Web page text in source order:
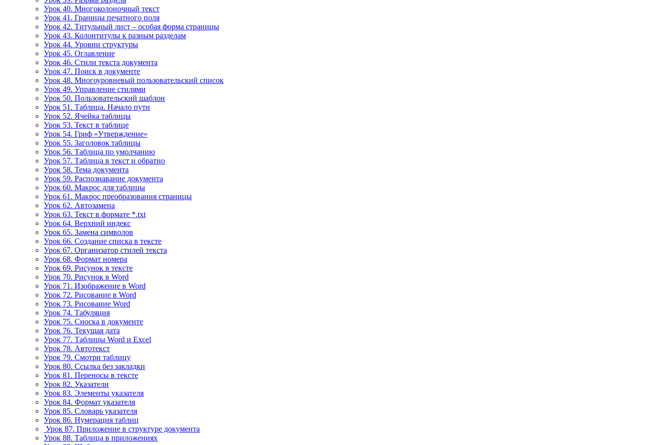
Урок 40. Многоколоночный текст
Урок 41. Границы печатного поля
Урок 42. Титульный лист – особая форма страницы
Урок 43. Колонтитулы к разным разделам
Урок 44. Уровни структуры
Урок 45. Оглавление
Урок 46. Стили текста документа
Урок 47. Поиск в документе
Урок 48. Многоуровневый пользовательский список
Урок 49. Управление стилями
Урок 50. Пользовательский шаблон
Урок 51. Таблица. Начало пути
Урок 52. Ячейка таблицы
Урок 53. Текст в таблице
Урок 54. Гриф «Утверждение»
Урок 55. Заголовок таблицы
Урок 56. Таблица по умолчанию
Урок 57. Таблица в текст и обратно
Урок 58. Тема документа
Урок 59. Распознавание документа
Урок 60. Макрос для таблицы
Урок 61. Макрос преобразования страницы
Урок 62. Автозамена
Урок 63. Текст в формате *.txt
Урок 64. Верхний индекс
Урок 65. Замена символов
Урок 66. Создание списка в тексте
Урок 67. Организатор стилей текста
Урок 68. Формат номера
Урок 69. Рисунок в тексте
Урок 70. Рисунок в Word
Урок 71. Изображение в Word
Урок 72. Рисование в Word
Урок 73. Рисование Word
Урок 74. Табуляция
Урок 75. Сноска в документе
Урок 76. Текущая дата
Урок 77. Таблицы Word и Excel
Урок 78. Автотекст
Урок 79. Смотри таблицу
Урок 80. Ссылка без закладки
Урок 81. Переносы в тексте
Урок 82. Указатели
Урок 83. Элементы указателя
Урок 84. Формат указателя
Урок 85. Словарь указателя
Урок 86. Нумерация таблиц
Урок 87. Приложение в структуре документа
Урок 88. Таблица в приложениях